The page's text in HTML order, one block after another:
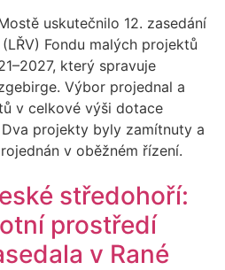
uskutečnilo 12. zasedání
Fondu malých projektů
který spravuje
Výbor projednal a
v celkové výši dotace
projekty byly zamítnuty a
v oběžném řízení.
středohoří:
prostředí
v Rané